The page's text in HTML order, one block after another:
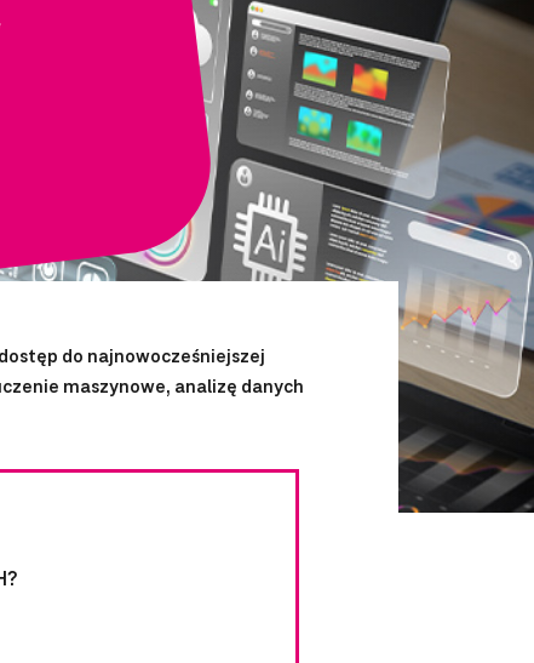
do najnowocześniejszej
maszynowe, analizę danych